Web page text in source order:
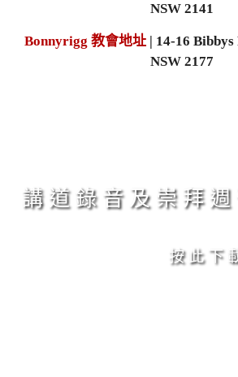
NSW 2141
Bonnyrigg 教會地址| 14-16 Bibbys
NSW 2177
講 道 錄 音 及 崇
按 此 下